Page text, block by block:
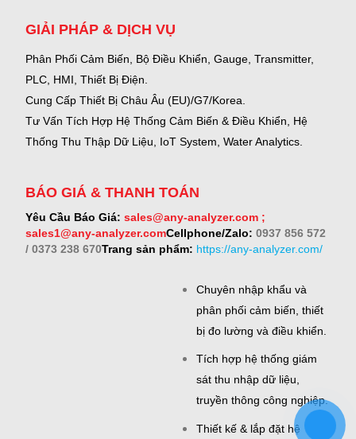
GIẢI PHÁP & DỊCH VỤ
Phân Phối Cảm Biến, Bộ Điều Khiển, Gauge, Transmitter,
PLC, HMI, Thiết Bị Điện.
Cung Cấp Thiết Bị Châu Âu (EU)/G7/Korea.
Tư Vấn Tích Hợp Hệ Thống Cảm Biến & Điều Khiển, Hệ
Thống Thu Thập Dữ Liệu, IoT System, Water Analytics.
BÁO GIÁ & THANH TOÁN
Yêu Cầu Báo Giá: sales@any-analyzer.com ;
sales1@any-analyzer.comCellphone/Zalo: 0937 856 572
/ 0373 238 670Trang sản phẩm: https://any-analyzer.com/
Chuyên nhập khẩu và
phân phối cảm biến, thiết
bị đo lường và điều khiển.
Tích hợp hệ thống giám
sát thu nhập dữ liệu,
truyền thông công nghiệp.
Thiết kế & lắp đặt hệ